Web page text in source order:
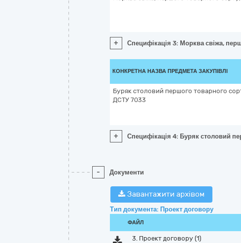
+ Специфікація 3: Морква свіжа,
КОНКРЕТНА НАЗВА ПРЕДМЕТА ЗАКУПІВЛІ
Буряк столовий першого товарного
ДСТУ 7033
+ Специфікація 4: Буряк столовий
- Документи
Завантажити архівом
Тип документа: Проект договору
ФАЙЛ
3. Проект договору (1)